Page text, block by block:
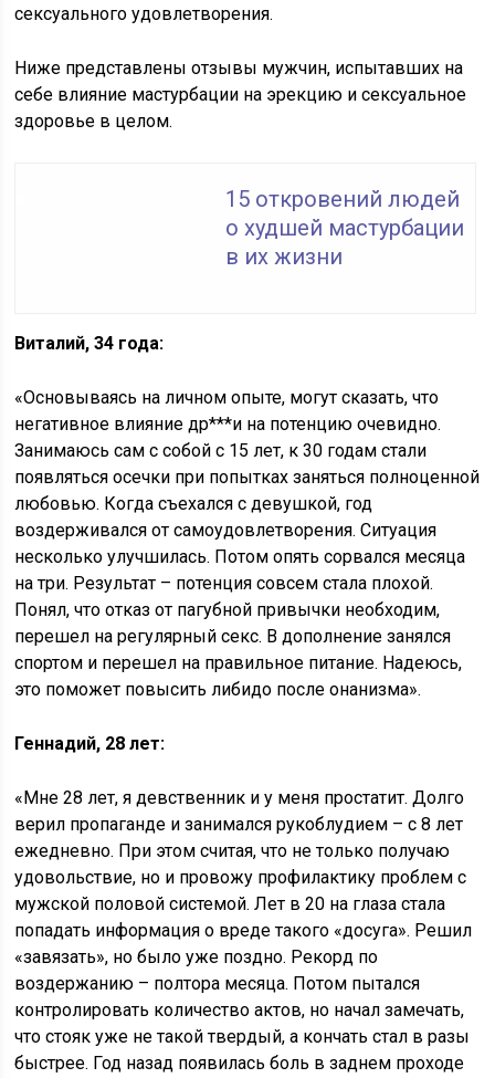
сексуального удовлетворения.
Ниже представлены отзывы мужчин, испытавших на
себе влияние мастурбации на эрекцию и сексуальное
здоровье в целом.
15 откровений людей
о худшей мастурбации
в их жизни
Виталий, 34 года:
«Основываясь на личном опыте, могут сказать, что
негативное влияние др***и на потенцию очевидно.
Занимаюсь сам с собой с 15 лет, к 30 годам стали
появляться осечки при попытках заняться полноценной
любовью. Когда съехался с девушкой, год
воздерживался от самоудовлетворения. Ситуация
несколько улучшилась. Потом опять сорвался месяца
на три. Результат – потенция совсем стала плохой.
Понял, что отказ от пагубной привычки необходим,
перешел на регулярный секс. В дополнение занялся
спортом и перешел на правильное питание. Надеюсь,
это поможет повысить либидо после онанизма».
Геннадий, 28 лет:
«Мне 28 лет, я девственник и у меня простатит. Долго
верил пропаганде и занимался рукоблудием – с 8 лет
ежедневно. При этом считая, что не только получаю
удовольствие, но и провожу профилактику проблем с
мужской половой системой. Лет в 20 на глаза стала
попадать информация о вреде такого «досуга». Решил
«завязать», но было уже поздно. Рекорд по
воздержанию – полтора месяца. Потом пытался
контролировать количество актов, но начал замечать,
что стояк уже не такой твердый, а кончать стал в разы
быстрее. Год назад появилась боль в заднем проходе